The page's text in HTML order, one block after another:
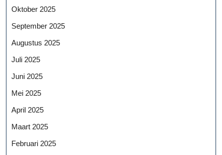
Oktober 2025
September 2025
Augustus 2025
Juli 2025
Juni 2025
Mei 2025
April 2025
Maart 2025
Februari 2025